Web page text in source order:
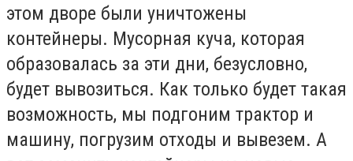
этом дворе были уничтожены
контейнеры. Мусорная куча, которая
образовалась за эти дни, безусловно,
будет вывозиться. Как только будет такая
возможность, мы подгоним трактор и
машину, погрузим отходы и вывезем. А